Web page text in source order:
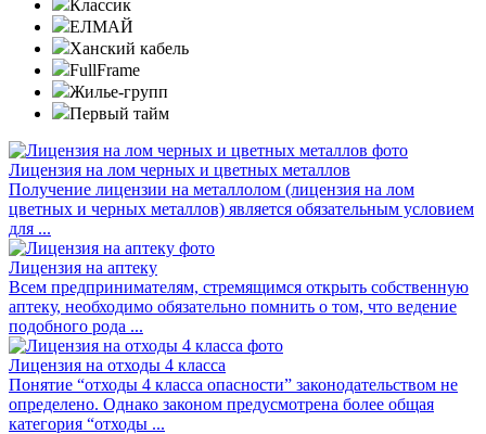
Классик
ЕЛМАЙ
Ханский кабель
FullFrame
Жилье-групп
Первый тайм
Лицензия на лом черных и цветных металлов
Получение лицензии на металлолом (лицензия на лом
цветных и черных металлов) является обязательным условием
для ...
Лицензия на аптеку
Всем предпринимателям, стремящимся открыть собственную
аптеку, необходимо обязательно помнить о том, что ведение
подобного рода ...
Лицензия на отходы 4 класса
Понятие “отходы 4 класса опасности” законодательством не
определено. Однако законом предусмотрена более общая
категория “отходы ...